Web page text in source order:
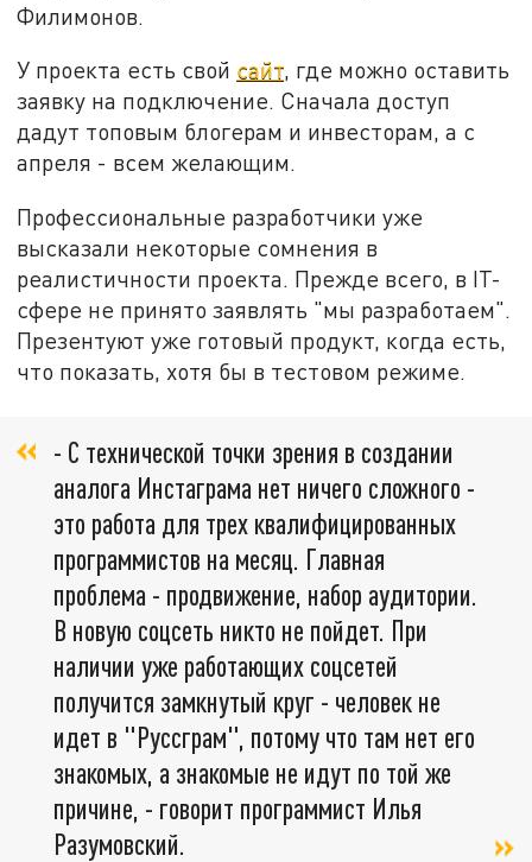
Филимонов.
У проекта есть свой сайт, где можно оставить
заявку на подключение. Сначала доступ
дадут топовым блогерам и инвесторам, а с
апреля - всем желающим.
Профессиональные разработчики уже
высказали некоторые сомнения в
реалистичности проекта. Прежде всего, в IT-
сфере не принято заявлять "мы разработаем".
Презентуют уже готовый продукт, когда есть,
что показать, хотя бы в тестовом режиме.
- С технической точки зрения в создании
аналога Инстаграма нет ничего сложного -
это работа для трех квалифицированных
программистов на месяц. Главная
проблема - продвижение, набор аудитории.
В новую соцсеть никто не пойдет. При
наличии уже работающих соцсетей
получится замкнутый круг - человек не
идет в "Руссграм", потому что там нет его
знакомых, а знакомые не идут по той же
причине, - говорит программист Илья
Разумовский.